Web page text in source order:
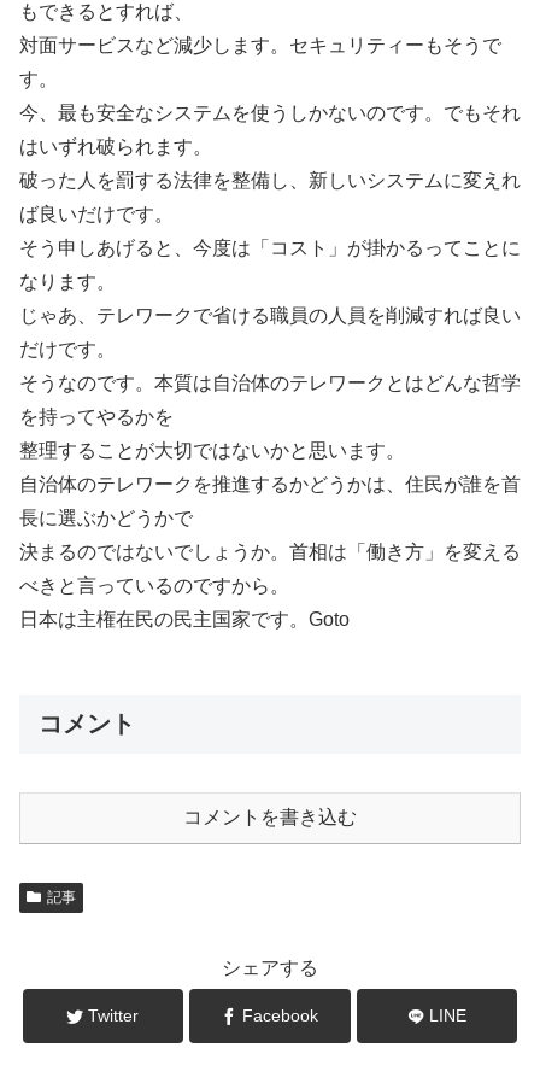
もできるとすれば、
対面サービスなど減少します。セキュリティーもそうで
す。
今、最も安全なシステムを使うしかないのです。でもそれ
はいずれ破られます。
破った人を罰する法律を整備し、新しいシステムに変えれ
ば良いだけです。
そう申しあげると、今度は「コスト」が掛かるってことに
なります。
じゃあ、テレワークで省ける職員の人員を削減すれば良い
だけです。
そうなのです。本質は自治体のテレワークとはどんな哲学
を持ってやるかを
整理することが大切ではないかと思います。
自治体のテレワークを推進するかどうかは、住民が誰を首
長に選ぶかどうかで
決まるのではないでしょうか。首相は「働き方」を変える
べきと言っているのですから。
日本は主権在民の民主国家です。Goto
コメント
コメントを書き込む
記事
シェアする
Twitter Facebook LINE